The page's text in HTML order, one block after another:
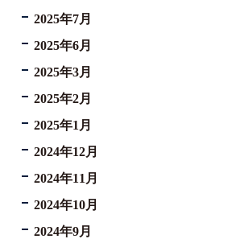
2025年7月
2025年6月
2025年3月
2025年2月
2025年1月
2024年12月
2024年11月
2024年10月
2024年9月